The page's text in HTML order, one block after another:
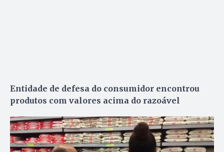
Entidade de defesa do consumidor encontrou
produtos com valores acima do razoável